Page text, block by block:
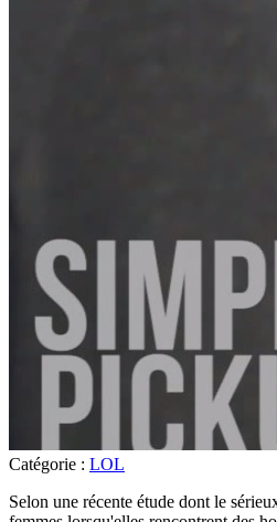
Catégorie : LOL
Selon une récente étude dont le